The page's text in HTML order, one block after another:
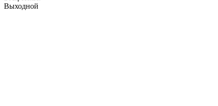
Выходной